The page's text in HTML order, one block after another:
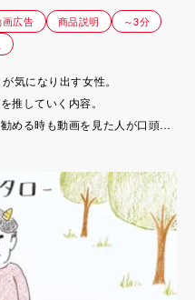
画広告 商品説明
～3分
気になり出す女性。
推していく内容。
める時も動画を見た人が口頭で
したので、難しくなりすぎない
程度にした。